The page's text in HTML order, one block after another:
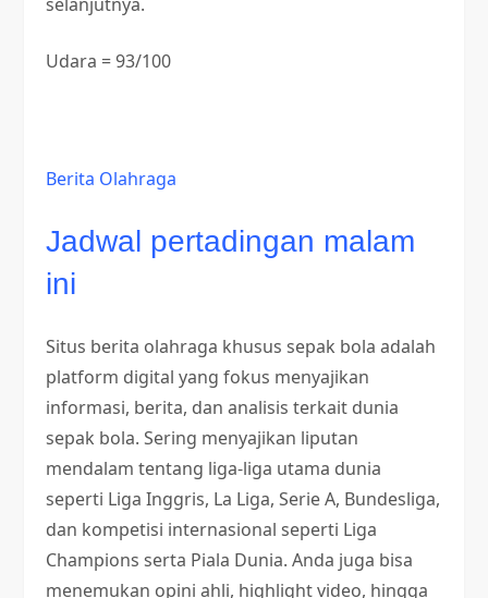
Udara = 93/100
Berita Olahraga
Jadwal pertadingan malam
ini
Situs berita olahraga khusus sepak bola adalah
platform digital yang fokus menyajikan
informasi, berita, dan analisis terkait dunia
sepak bola. Sering menyajikan liputan
mendalam tentang liga-liga utama dunia
seperti Liga Inggris, La Liga, Serie A, Bundesliga,
dan kompetisi internasional seperti Liga
Champions serta Piala Dunia. Anda juga bisa
menemukan opini ahli, highlight video, hingga